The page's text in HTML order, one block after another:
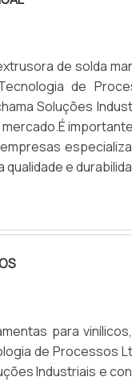
de solda
de
Soluções
qualidade e
para
de Processos
Industriais e